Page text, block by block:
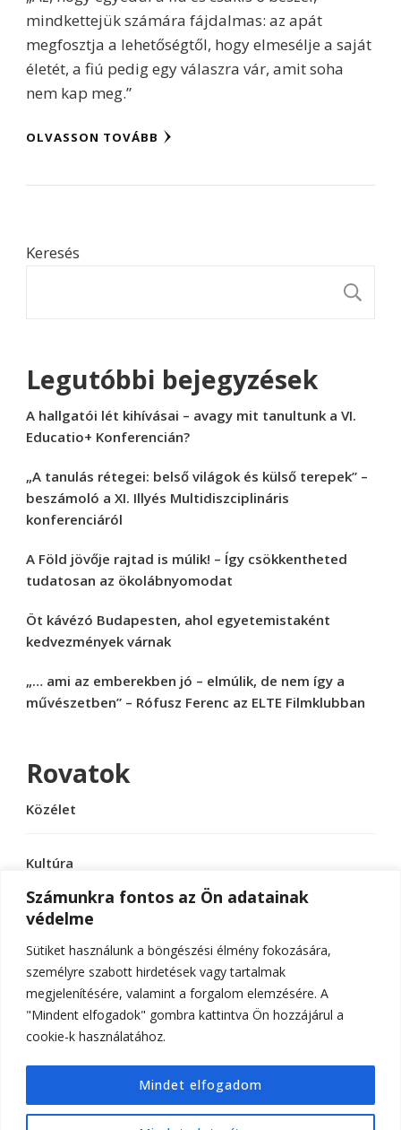
Számunkra fontos az Ön adatainak
védelme
Sütiket használunk a böngészési élmény fokozására,
személyre szabott hirdetések vagy tartalmak
megjelenítésére, valamint a forgalom elemzésére. A
"Mindent elfogadok" gombra kattintva Ön hozzájárul a
cookie-k használatához.
Mindet elfogadom
mindkettejük számára fájdalmas: az apát
megfosztja a lehetőségtől, hogy elmesélje a saját
életét, a fiú pedig egy válaszra vár, amit soha
nem kap meg.”
OLVASSON TOVÁBB
Keresés
Legutóbbi bejegyzések
A hallgatói lét kihívásai – avagy mit tanultunk a VI.
Educatio+ Konferencián?
„A tanulás rétegei: belső világok és külső terepek” –
beszámoló a XI. Illyés Multidiszciplináris
konferenciáról
A Föld jövője rajtad is múlik! – Így csökkentheted
tudatosan az ökolábnyomodat
Öt kávézó Budapesten, ahol egyetemistaként
kedvezmények várnak
„… ami az emberekben jó – elmúlik, de nem így a
művészetben” – Rófusz Ferenc az ELTE Filmklubban
Rovatok
Közélet
Kultúra
Sport
Tudomány
© Szerzői jog 2026ELTE Online
fenntartva.Hello Fashion | FejlesztetteBlossom
Themes.Készítette: WordPress